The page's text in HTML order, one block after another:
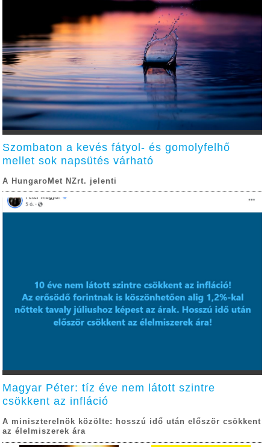
Szombaton a kevés fátyol- és gomolyfelhő
mellet sok napsütés várható
A HungaroMet NZrt. jelenti
Magyar Péter: tíz éve nem látott szintre
csökkent az infláció
A miniszterelnök közölte: hosszú idő után először csökkent
az élelmiszerek ára